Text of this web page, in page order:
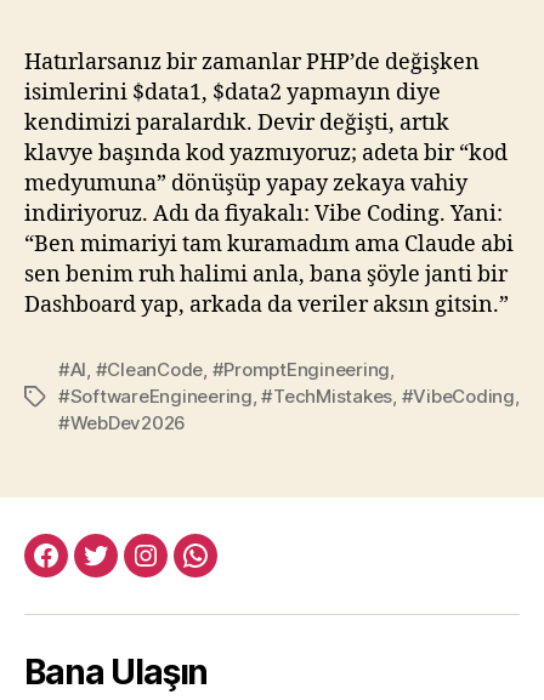
Hatırlarsanız bir zamanlar PHP’de değişken
isimlerini $data1, $data2 yapmayın diye
kendimizi paralardık. Devir değişti, artık
klavye başında kod yazmıyoruz; adeta bir “kod
medyumuna” dönüşüp yapay zekaya vahiy
indiriyoruz. Adı da fiyakalı: Vibe Coding. Yani:
“Ben mimariyi tam kuramadım ama Claude abi
sen benim ruh halimi anla, bana şöyle janti bir
Dashboard yap, arkada da veriler aksın gitsin.”
Etiketler
#AI, #CleanCode, #PromptEngineering,
#SoftwareEngineering,#TechMistakes, #VibeCoding,
#WebDev2026
facebook:halityesil
twitter:halityesil
instagram:halityesil
whatsapp:0545
82
Bana Ulaşın